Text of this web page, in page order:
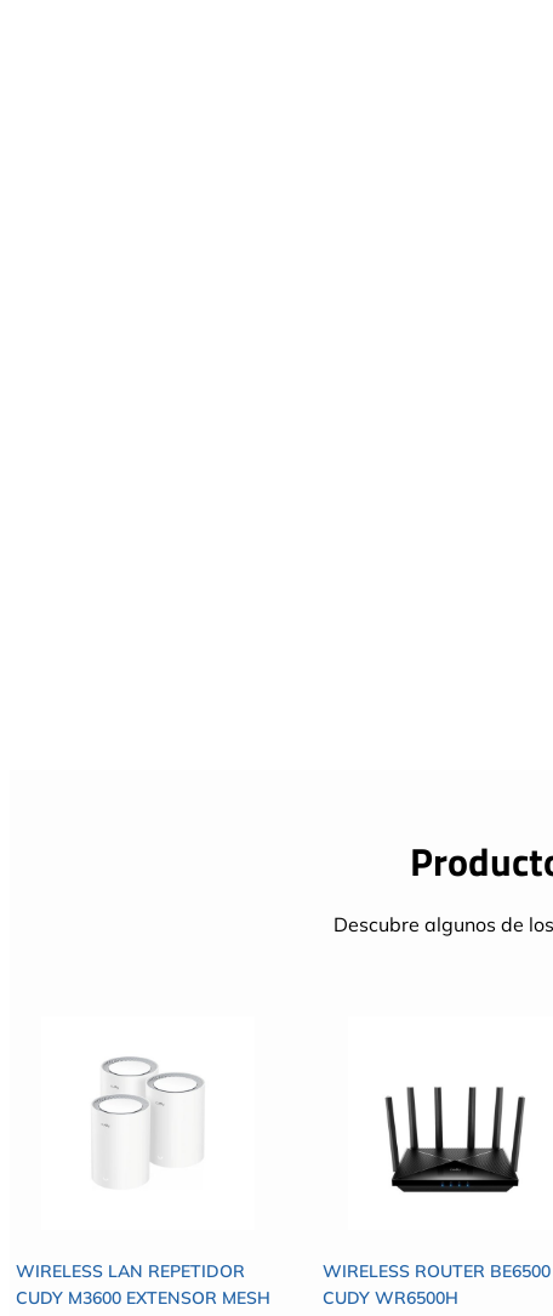
Descubre algunos de
WIRELESS LAN REPETIDOR
CUDY M3600 EXTENSOR MESH
WIRELESS ROUTER BE6500
CUDY WR6500H